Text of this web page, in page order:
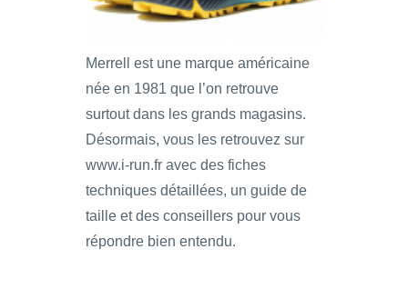
Merrell est une marque américaine
née en 1981 que l’on retrouve
surtout dans les grands magasins.
Désormais, vous les retrouvez sur
www.i-run.fr avec des fiches
techniques détaillées, un guide de
taille et des conseillers pour vous
répondre bien entendu.